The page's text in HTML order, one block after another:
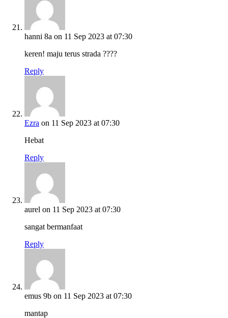
hanni 8a on 11 Sep 2023 at 07:30
keren! maju terus strada ????
Reply
Ezra on 11 Sep 2023 at 07:30
Hebat
Reply
aurel on 11 Sep 2023 at 07:30
sangat bermanfaat
Reply
emus 9b on 11 Sep 2023 at 07:30
mantap